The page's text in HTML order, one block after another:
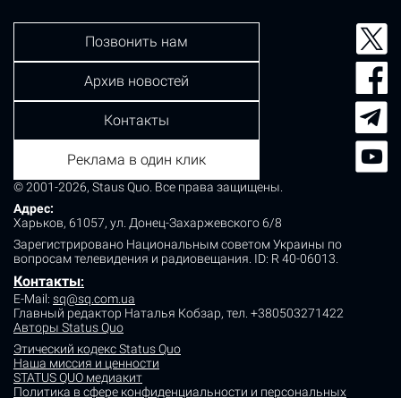
© 2001-2026, Staus Quo. Все права защищены.
Адрес:
Харьков, 61057, ул. Донец-Захаржевского 6/8
Зарегистрировано Национальным советом Украины по
вопросам телевидения и радиовещания. ID: R 40-06013.
Контакты:
E-Mail: sq@sq.com.ua
Главный редактор Наталья Кобзар, тел. +380503271422
Авторы Status Quo
Этический кодекс Status Quo
Наша миссия и ценности
STATUS QUO медиакит
Политика в сфере конфиденциальности и персональных
Позвонить нам
Архив новостей
Контакты
Реклама в один клик